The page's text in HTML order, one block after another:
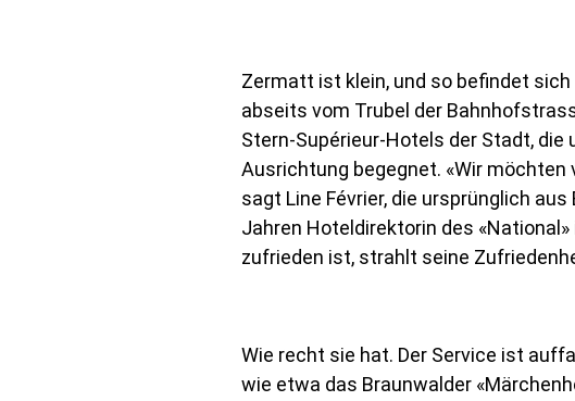
Zermatt ist klein, und so befindet
abseits vom Trubel der
Stern-Supérieur-Hotels der Stadt, die
Ausrichtung begegnet. «Wir
sagt Line Février, die ursprünglich
Jahren Hoteldirektorin des
zufrieden ist, strahlt seine
Wie recht sie hat. Der Service ist
wie etwa das Braunwalder